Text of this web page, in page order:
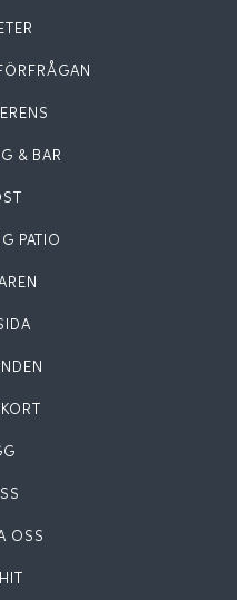
& BAR
PATIO
OSS